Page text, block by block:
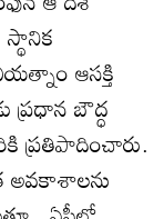
ఆసక్తి
ప్రధాన బౌద్ధ
ప్రతిపాదించారు.
అవకాశాలను